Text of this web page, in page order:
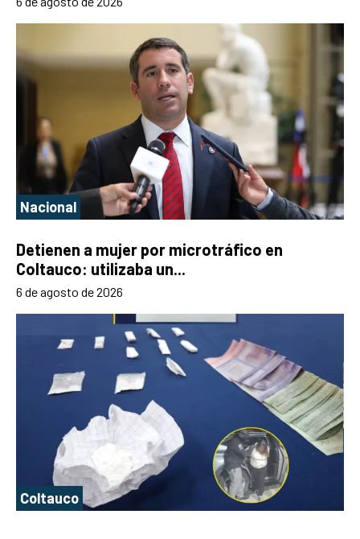
Nacional
Detienen a mujer por microtráfico en
Coltauco: utilizaba un...
6 de agosto de 2026
Coltauco